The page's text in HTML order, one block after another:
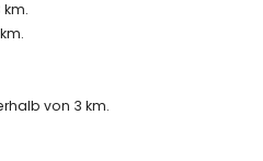
gegen Aufpreis
für Ihren Urlaub in
von 3 km.